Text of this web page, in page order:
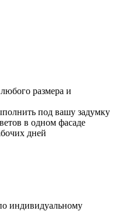
размера и
под вашу задумку
в одном фасаде
дней
индивидуальному